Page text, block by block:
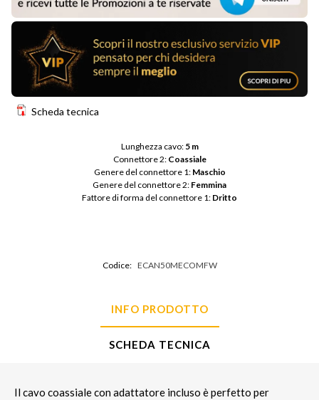
Scheda tecnica
Lunghezza cavo: 5 m
Connettore 2: Coassiale
Genere del connettore 1: Maschio
Genere del connettore 2: Femmina
Fattore di forma del connettore 1: Dritto
Codice: ECAN50MECOMFW
INFO PRODOTTO
SCHEDA TECNICA
Il cavo coassiale con adattatore incluso è perfetto per